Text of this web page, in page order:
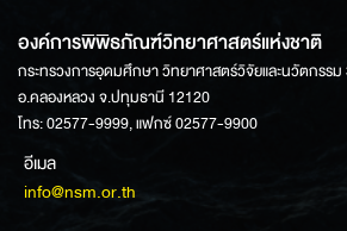
องค์การพิพิธภัณฑ์วิทยาศาสตร์แห่งชาติ
กระทรวงการอุดมศึกษา วิทยาศาสตร์วิจัยและนวัตกรร
อ.คลองหลวง จ.ปทุมธานี 12120
โทร: 02577-9999, แฟกซ์ 02577-9900
อีเมล
info@nsm.or.th